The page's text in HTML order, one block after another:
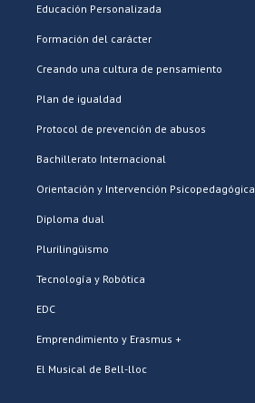
Educación Personalizada
Formación del carácter
Creando una cultura de pensamiento
Plan de igualdad
Protocol de prevención de abusos
Bachillerato Internacional
Orientación y Intervención Psicopedagógica
Diploma dual
Plurilingüismo
Tecnología y Robótica
EDC
Emprendimiento y Erasmus +
El Musical de Bell-lloc